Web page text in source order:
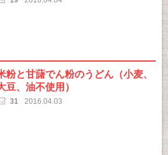
粉と甘藷でん粉のうどん（小麦、
豆、油不使用）
31 2016.04.03